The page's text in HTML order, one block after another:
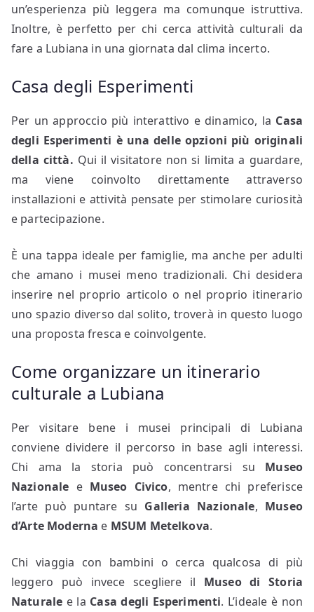
un’esperienza più leggera ma comunque istruttiva.
Inoltre, è perfetto per chi cerca attività culturali da
fare a Lubiana in una giornata dal clima incerto.
Casa degli Esperimenti
Per un approccio più interattivo e dinamico, la Casa
degli Esperimenti è una delle opzioni più originali
della città. Qui il visitatore non si limita a guardare,
ma viene coinvolto direttamente attraverso
installazioni e attività pensate per stimolare curiosità
e partecipazione.
È una tappa ideale per famiglie, ma anche per adulti
che amano i musei meno tradizionali. Chi desidera
inserire nel proprio articolo o nel proprio itinerario
uno spazio diverso dal solito, troverà in questo luogo
una proposta fresca e coinvolgente.
Come organizzare un itinerario
culturale a Lubiana
Per visitare bene i musei principali di Lubiana
conviene dividere il percorso in base agli interessi.
Chi ama la storia può concentrarsi su Museo
Nazionale e Museo Civico, mentre chi preferisce
l’arte può puntare su Galleria Nazionale, Museo
d’Arte Moderna e MSUM Metelkova.
Chi viaggia con bambini o cerca qualcosa di più
leggero può invece scegliere il Museo di Storia
Naturale e la Casa degli Esperimenti. L’ideale è non